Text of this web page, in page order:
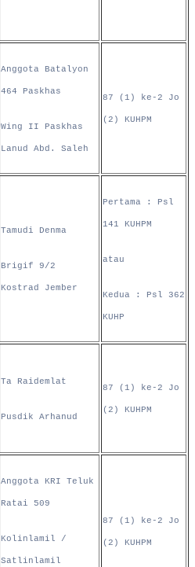
Anggota Batalyon
464 Paskhas
Wing II Paskhas
Lanud Abd. Saleh
87 (1) ke-2 Jo
(2) KUHPM
Tamudi Denma
Brigif 9/2
Kostrad Jember
Pertama : Psl
141 KUHPM
atau
Kedua : Psl 362
KUHP
Ta Raidemlat
Pusdik Arhanud
87 (1) ke-2 Jo
(2) KUHPM
Anggota KRI Teluk
Ratai 509
Kolinlamil /
Satlinlamil
87 (1) ke-2 Jo
(2) KUHPM